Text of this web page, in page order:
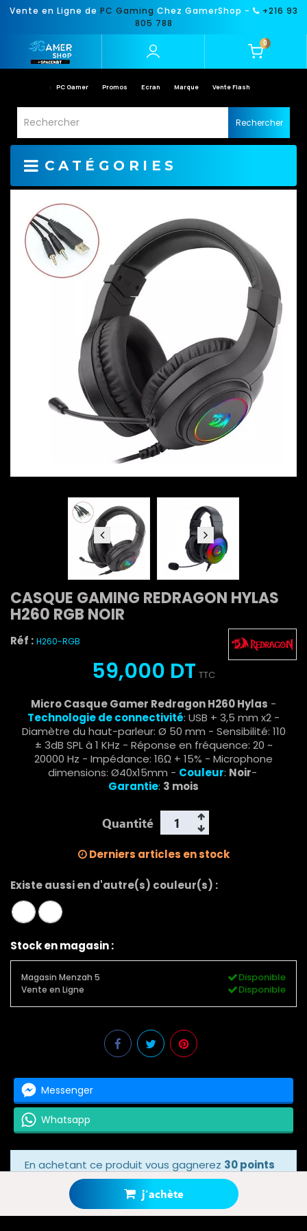
Vente en Ligne de PC Gaming Chez GamerShop -
+216 93
805 788
0
PC Gamer Promos Ecran Marque Vente Flash
Rechercher
CATÉGORIES
CASQUE GAMING REDRAGON HYLAS
H260 RGB NOIR
Réf : H260-RGB
59,000 DT TTC
Micro Casque Gamer Redragon H260 Hylas -
Technologie de connectivité: USB + 3,5 mm x2 -
Diamètre du haut-parleur: Ø 50 mm - Sensibilité: 110
± 3dB SPL à 1 KHz - Réponse en fréquence: 20 ~
20000 Hz - Impédance: 16Ω + 15% - Microphone
dimensions: Ø40x15mm - Couleur: Noir-
Garantie: 3 mois
Quantité
j'achète
Derniers articles en stock
Existe aussi en d'autre(s) couleur(s) :
Stock en magasin :
Magasin Menzah 5 Disponible
Vente en Ligne Disponible
Messenger
Whatsapp
En achetant ce produit vous gagnerez 30 points
grâce à notre programme de fidélité.
Votre panier totalisera30 points bonus